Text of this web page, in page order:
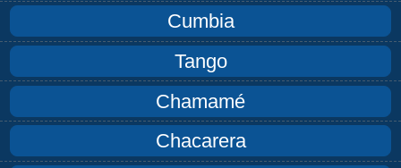
Cumbia
Tango
Chamamé
Chacarera